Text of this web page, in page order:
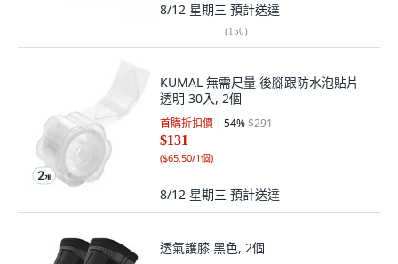
8/12 星期三 預計送達
(150)
KUMAL 無需尺量 後腳跟防水泡貼片
透明 30入, 2個
首購折扣價 54%$291
$131
($65.50/1個)
8/12 星期三 預計送達
透氣護膝 黑色, 2個